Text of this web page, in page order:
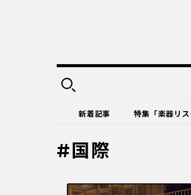
新着記事 特集「楽器リス
#国際